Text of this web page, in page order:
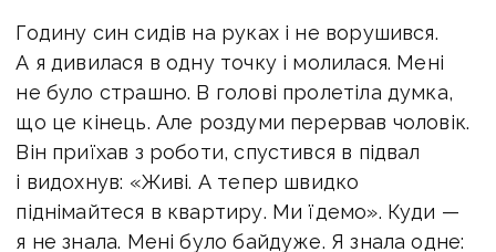
Годину син сидів на руках і не ворушився.
А я дивилася в одну точку і молилася. Мені
не було страшно. В голові пролетіла думка,
що це кінець. Але роздуми перервав чоловік.
Він приїхав з роботи, спустився в підвал
і видохнув: «Живі. А тепер швидко
піднімайтеся в квартиру. Ми їдемо». Куди —
я не знала. Мені було байдуже. Я знала одне: